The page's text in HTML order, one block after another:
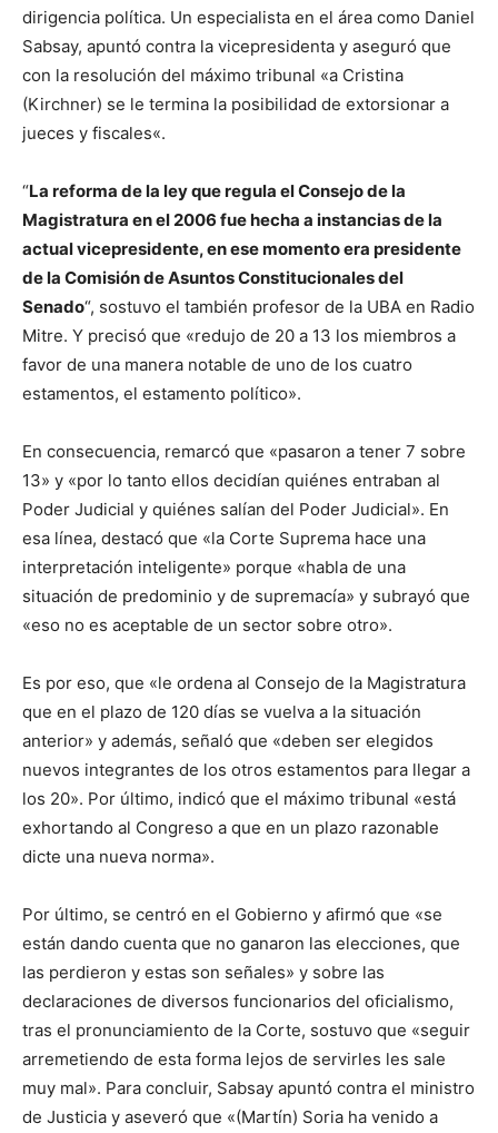
dirigencia política. Un especialista en el área como Daniel
Sabsay, apuntó contra la vicepresidenta y aseguró que
con la resolución del máximo tribunal «a Cristina
(Kirchner) se le termina la posibilidad de extorsionar a
jueces y fiscales«.
“La reforma de la ley que regula el Consejo de la
Magistratura en el 2006 fue hecha a instancias de la
actual vicepresidente, en ese momento era presidente
de la Comisión de Asuntos Constitucionales del
Senado“, sostuvo el también profesor de la UBA en Radio
Mitre. Y precisó que «redujo de 20 a 13 los miembros a
favor de una manera notable de uno de los cuatro
estamentos, el estamento político».
En consecuencia, remarcó que «pasaron a tener 7 sobre
13» y «por lo tanto ellos decidían quiénes entraban al
Poder Judicial y quiénes salían del Poder Judicial». En
esa línea, destacó que «la Corte Suprema hace una
interpretación inteligente» porque «habla de una
situación de predominio y de supremacía» y subrayó que
«eso no es aceptable de un sector sobre otro».
Es por eso, que «le ordena al Consejo de la Magistratura
que en el plazo de 120 días se vuelva a la situación
anterior» y además, señaló que «deben ser elegidos
nuevos integrantes de los otros estamentos para llegar a
los 20». Por último, indicó que el máximo tribunal «está
exhortando al Congreso a que en un plazo razonable
dicte una nueva norma».
Por último, se centró en el Gobierno y afirmó que «se
están dando cuenta que no ganaron las elecciones, que
las perdieron y estas son señales» y sobre las
declaraciones de diversos funcionarios del oficialismo,
tras el pronunciamiento de la Corte, sostuvo que «seguir
arremetiendo de esta forma lejos de servirles les sale
muy mal». Para concluir, Sabsay apuntó contra el ministro
de Justicia y aseveró que «(Martín) Soria ha venido a